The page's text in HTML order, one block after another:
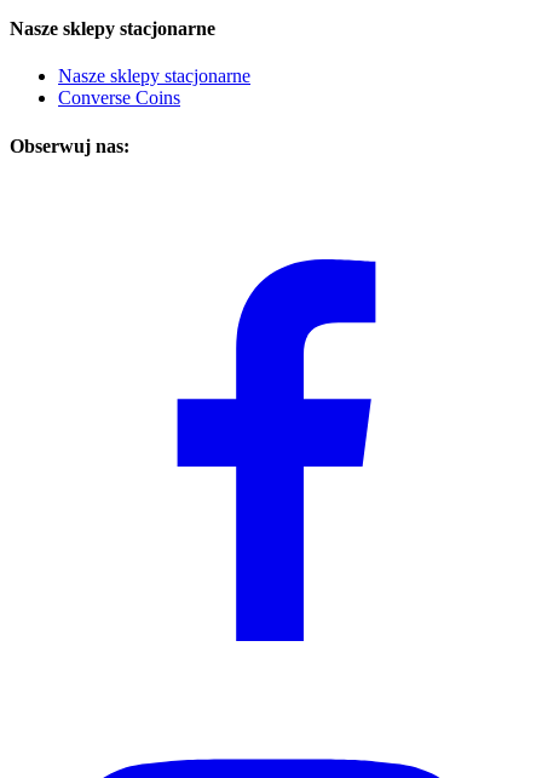
Nasze sklepy stacjonarne
Nasze sklepy stacjonarne
Converse Coins
Obserwuj nas: